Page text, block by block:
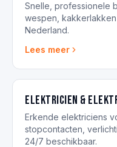
Snelle, professionele
wespen,
Nederland.
Lees meer
Elektricien &
Erkende elektriciens
stopcontacten,
24/7 beschikbaar.